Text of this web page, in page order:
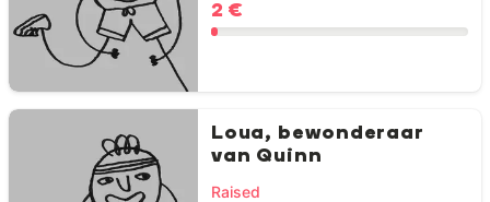
2 €
Loua, bewonderaar
van Quinn
Raised